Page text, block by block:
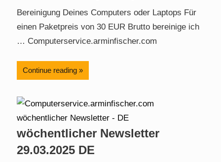
Bereinigung Deines Computers oder Laptops Für
einen Paketpreis von 30 EUR Brutto bereinige ich
… Computerservice.arminfischer.com
Continue reading
wöchentlicher Newsletter
29.03.2025 DE